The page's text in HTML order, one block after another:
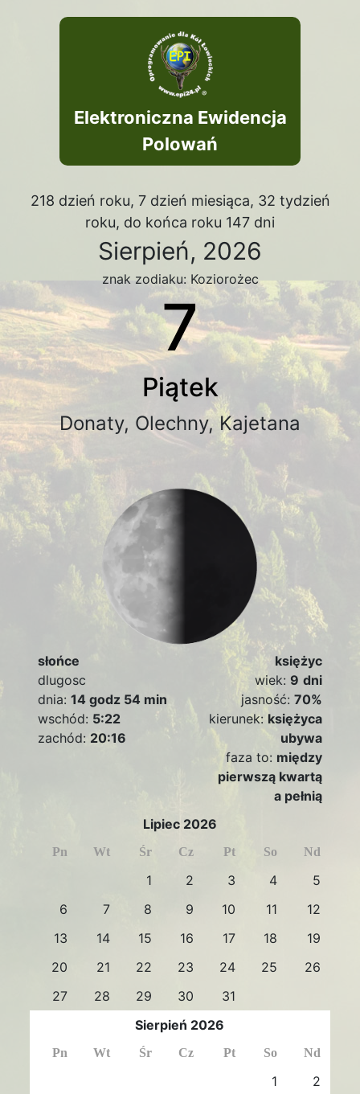
Elektroniczna Ewidencja
Polowań
218 dzień roku, 7 dzień miesiąca, 32 tydzień
roku, do końca roku 147 dni
Sierpień, 2026
znak zodiaku: Koziorożec
7
Piątek
Donaty, Olechny, Kajetana
słońce
dlugosc
dnia:14 godz 54 min
wschód: 5:22
zachód: 20:16
księżyc
wiek: 9 dni
jasność: 70%
kierunek: księżyca
ubywa
faza to: między
pierwszą kwartą
a pełnią
Lipiec 2026
Pn Wt Śr Cz Pt So Nd
1 2 3 4
5
6
7 8 9 10 11
12
13
14 15 16 17 18
19
20
21 22 23 24 25
26
27
28 29 30
31
Sierpień 2026
Pn Wt Śr Cz Pt So Nd
1
2